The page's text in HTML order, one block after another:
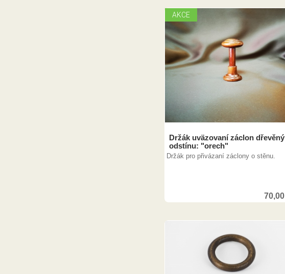
AKCE
Držák uväzovaní záclon dřevěný
odstínu: "orech"
Držák pro přivázaní záclony o stěnu.
70,00